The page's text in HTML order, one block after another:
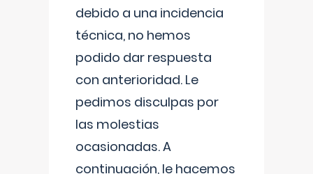
debido a una incidencia
técnica, no hemos
podido dar respuesta
con anterioridad. Le
pedimos disculpas por
las molestias
ocasionadas. A
continuación, le hacemos